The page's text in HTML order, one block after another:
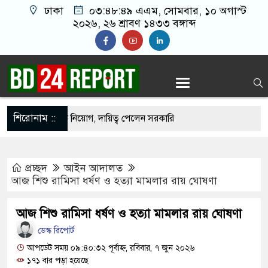
ঢাকা ০৩:৪৮:৫০ এএম, সোমবার, ১০ অগাস্ট
২০২৬, ২৬ শ্রাবণ ১৪৩৩ বঙ্গাব্দ
শিরোনাম ::
প্রশাসক নিয়োগ, দায়িত্ব পেলেন সরকারি
লরি চাপা দিলো কয়েকটি গাড়িকে, নিহত ২
বয়সেই রাষ্ট্রক্ষমতা দখলে ব্যাকুল: মুক্তিযুদ্ধ মন্ত্রী
প্রচ্ছদ
আইন আদালত
আজ শিশু রামিসা ধর্ষণ ও হত্যা মামলার রায় ঘোষণা
আজ শিশু রামিসা ধর্ষণ ও হত্যা মামলার রায় ঘোষণা
ডেস্ক রিপোর্ট
আপডেট সময় ০৯:৪০:৩২ পূর্বাহ্ন, রবিবার, ৭ জুন ২০২৬
১৭১ বার পড়া হয়েছে